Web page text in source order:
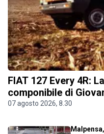
FIAT 127 Every 4R:
componibile di
07 agosto 2026, 8.30